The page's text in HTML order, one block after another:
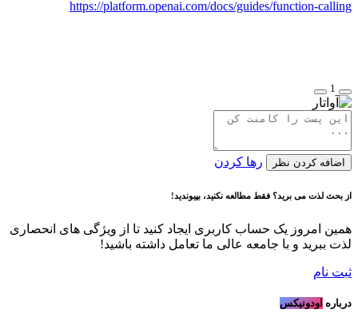
https://platform.openai.com/docs/guides/function-calling
1
اضافه کردن نظر رها کردن
از بحث لذت می برید؟ فقط مطالعه نکنید، بپیوندید!
همین امروز یک حساب کاربری ایجاد کنید تا از ویژگی های انحصاری
لذت ببرید و با جامعه عالی ما تعامل داشته باشید!
ثبت نام
درباره اودونیکس